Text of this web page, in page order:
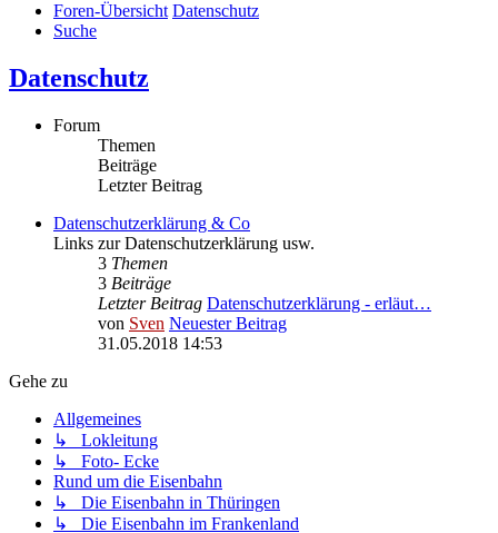
Foren-Übersicht Datenschutz
Suche
Datenschutz
Forum
Themen
Beiträge
Letzter Beitrag
Datenschutzerklärung & Co
Links zur Datenschutzerklärung usw.
3 Themen
3 Beiträge
Letzter Beitrag Datenschutzerklärung - erläut…
von Sven Neuester Beitrag
31.05.2018 14:53
Gehe zu
Allgemeines
↳ Lokleitung
↳ Foto- Ecke
Rund um die Eisenbahn
↳ Die Eisenbahn in Thüringen
↳ Die Eisenbahn im Frankenland